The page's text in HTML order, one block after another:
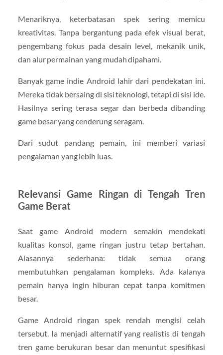
Menariknya, keterbatasan spek sering memicu
kreativitas. Tanpa bergantung pada efek visual berat,
pengembang fokus pada desain level, mekanik unik,
dan alur permainan yang mudah dipahami.
Banyak game indie Android lahir dari pendekatan ini.
Mereka tidak bersaing di sisi teknologi, tetapi di sisi ide.
Hasilnya sering terasa segar dan berbeda dibanding
game besar yang cenderung seragam.
Dari sudut pandang pemain, ini memberi variasi
pengalaman yang lebih luas.
Relevansi Game Ringan di Tengah Tren
Game Berat
Saat game Android modern semakin mendekati
kualitas konsol, game ringan justru tetap bertahan.
Alasannya sederhana: tidak semua orang
membutuhkan pengalaman kompleks. Ada kalanya
pemain hanya ingin hiburan cepat tanpa komitmen
besar.
Game Android ringan spek rendah mengisi celah
tersebut. Ia menjadi alternatif yang realistis di tengah
tren game berukuran besar dan menuntut spesifikasi